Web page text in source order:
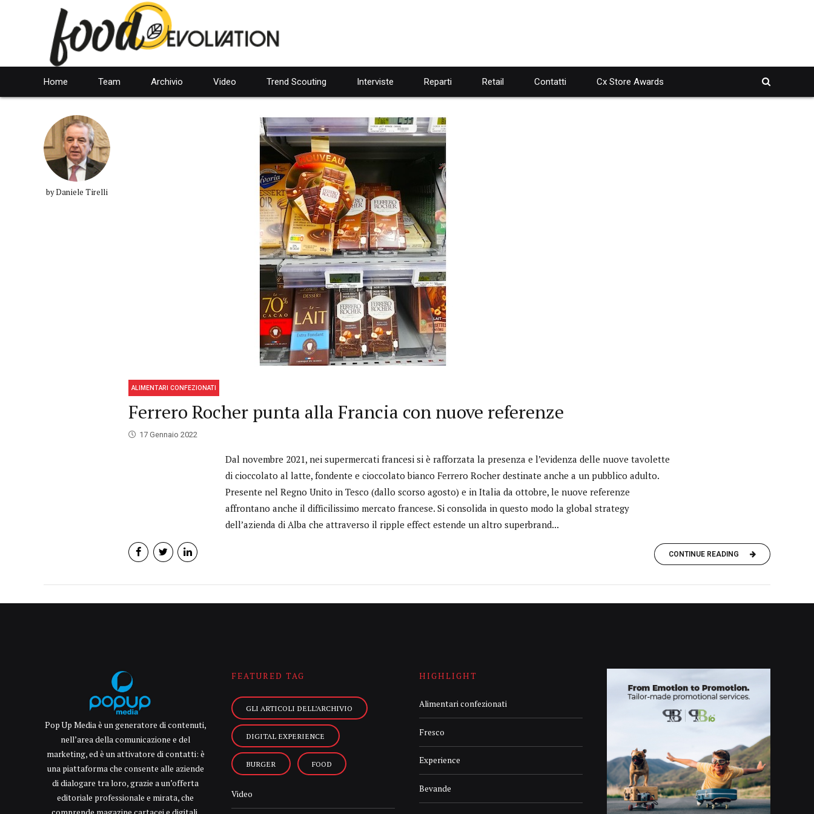
Home Team Archivio Video Trend Scouting Interviste Reparti Retail Contatti Cx Store Awards
by Daniele Tirelli
ALIMENTARI CONFEZIONATI
Ferrero Rocher punta alla Francia con nuove referenze
17 Gennaio 2022
Dal novembre 2021, nei supermercati francesi si è rafforzata la presenza e l’evidenza delle nuove tavolette
di cioccolato al latte, fondente e cioccolato bianco Ferrero Rocher destinate anche a un pubblico adulto.
Presente nel Regno Unito in Tesco (dallo scorso agosto) e in Italia da ottobre, le nuove referenze
affrontano anche il difficilissimo mercato francese. Si consolida in questo modo la global strategy
dell’azienda di Alba che attraverso il ripple effect estende un altro superbrand...
CONTINUE READING
Pop Up Media è un generatore di contenuti,
nell’area della comunicazione e del
marketing, ed è un attivatore di contatti: è
una piattaforma che consente alle aziende
di dialogare tra loro, grazie a un’offerta
editoriale professionale e mirata, che
FEATURED TAG
GLI ARTICOLI DELL’ARCHIVIO
DIGITAL EXPERIENCE
BURGER FOOD
Video
HIGHLIGHT
Alimentari confezionati
Fresco
Experience
Bevande